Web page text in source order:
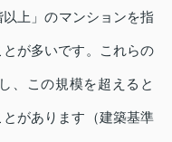
上」のマンションを指
が多いです。これらの
、この規模を超えると
とがあります（建築基準